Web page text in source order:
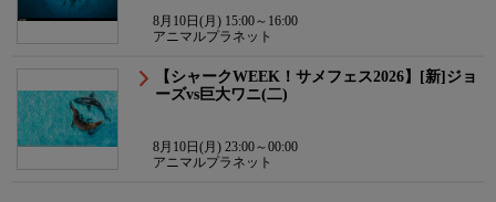
8月10日(月) 15:00～16:00
アニマルプラネット
【シャークWEEK！サメフェス2026】[新]ジョ
ーズvs巨大ワニ(二)
8月10日(月) 23:00～00:00
アニマルプラネット